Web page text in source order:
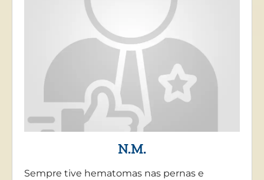
N.M.
Sempre tive hematomas nas pernas e